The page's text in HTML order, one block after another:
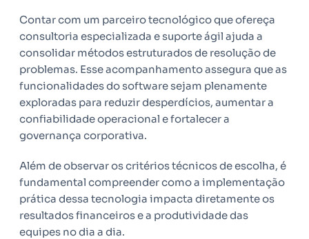
Contar com um parceiro tecnológico que ofereça
consultoria especializada e suporte ágil ajuda a
consolidar métodos estruturados de resolução de
problemas. Esse acompanhamento assegura que as
funcionalidades do software sejam plenamente
exploradas para reduzir desperdícios, aumentar a
confiabilidade operacional e fortalecer a
governança corporativa.
Além de observar os critérios técnicos de escolha, é
fundamental compreender como a implementação
prática dessa tecnologia impacta diretamente os
resultados financeiros e a produtividade das
equipes no dia a dia.